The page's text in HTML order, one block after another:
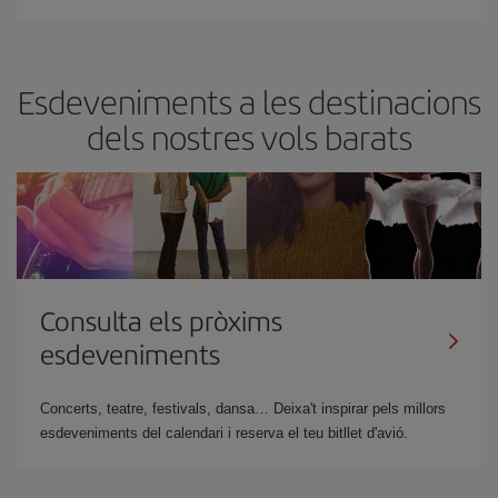
Esdeveniments a les destinacions
dels nostres vols barats
Consulta els pròxims
esdeveniments
Concerts, teatre, festivals, dansa… Deixa't inspirar pels millors
esdeveniments del calendari i reserva el teu bitllet d'avió.